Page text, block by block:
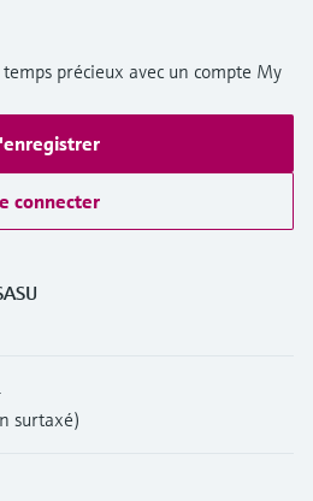
précieux avec un compte My
connecter
surtaxé)